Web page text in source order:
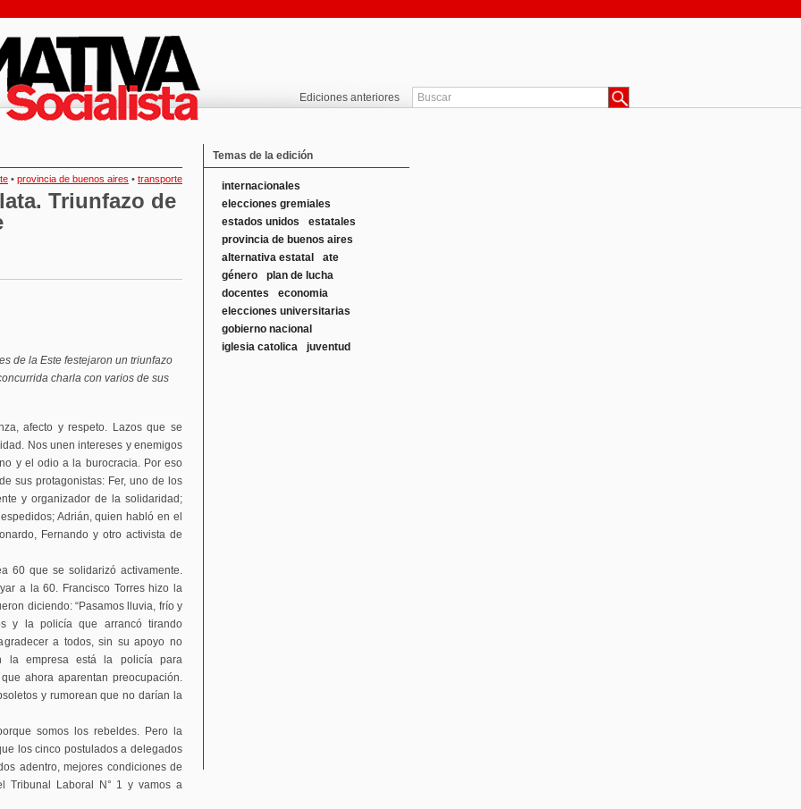
Ediciones anteriores
• provincia de buenos aires • transporte
Triunfazo de
de la Este festejaron un triunfazo
charla con varios de sus
afecto y respeto. Lazos que se
Nos unen intereses y enemigos
y el odio a la burocracia. Por eso
sus protagonistas: Fer, uno de los
y organizador de la solidaridad;
Adrián, quien habló en el
Fernando y otro activista de
60 que se solidarizó activamente.
a la 60. Francisco Torres hizo la
diciendo: “Pasamos lluvia, frío y
y la policía que arrancó tirando
a todos, sin su apoyo no
la empresa está la policía para
ahora aparentan preocupación.
y rumorean que no darían la
somos los rebeldes. Pero la
los cinco postulados a delegados
adentro, mejores condiciones de
Tribunal Laboral N° 1 y vamos a
Temas de la edición
internacionales
elecciones gremiales
estados unidos
estatales
provincia de buenos aires
alternativa estatal
ate
género
plan de lucha
docentes
economia
elecciones universitarias
gobierno nacional
iglesia catolica
juventud